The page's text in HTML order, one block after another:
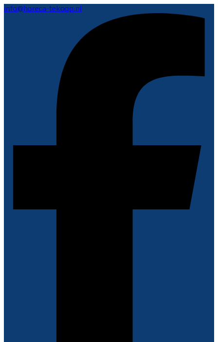
info@horeca-tekoop.nl